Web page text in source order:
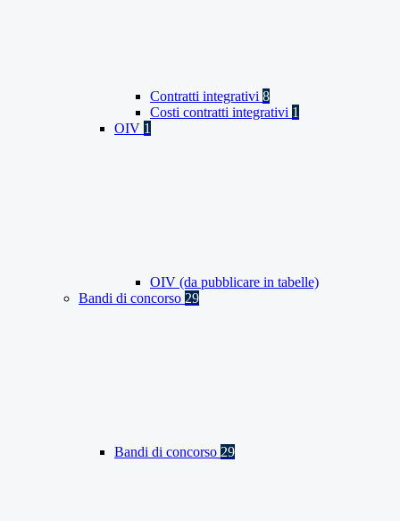
Contratti integrativi 8
Costi contratti integrativi 1
OIV 1
OIV (da pubblicare in tabelle)
Bandi di concorso 29
Bandi di concorso 29